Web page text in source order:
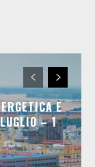
E
– 1